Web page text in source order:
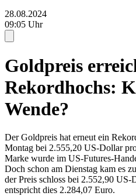
28.08.2024
09:05 Uhr
Goldpreis
Rekordhochs:
Wende?
Der Goldpreis hat erneut ein
Montag bei 2.555,20 US-Dollar
Marke wurde im US-Futures-
Doch schon am Dienstag kam es
der Preis schloss bei 2.552,90
entspricht dies 2.284,07 Euro.